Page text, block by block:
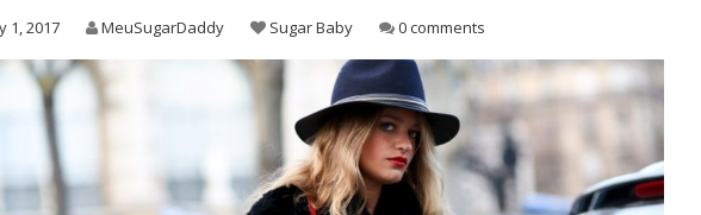
1, 2017 MeuSugarDaddy Sugar Baby 0 comments